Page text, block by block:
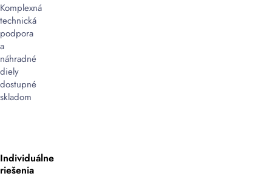
Komplexná
technická
podpora
a
náhradné
diely
dostupné
skladom
Individuálne
riešenia